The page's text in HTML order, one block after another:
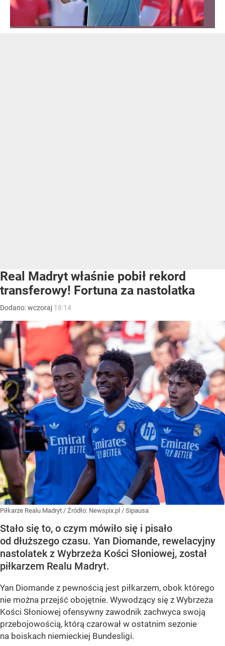
Real Madryt właśnie pobił rekord
transferowy! Fortuna za nastolatka
Dodano:wczoraj 18:14
Piłkarze Realu Madryt / Źródło: Newspix.pl / Sipausa
Stało się to, o czym mówiło się i pisało
od dłuższego czasu. Yan Diomande, rewelacyjny
nastolatek z Wybrzeża Kości Słoniowej, został
piłkarzem Realu Madryt.
Yan Diomande z pewnością jest piłkarzem, obok którego
nie można przejść obojętnie. Wywodzący się z Wybrzeża
Kości Słoniowej ofensywny zawodnik zachwyca swoją
przebojowością, którą czarował w ostatnim sezonie
na boiskach niemieckiej Bundesligi.